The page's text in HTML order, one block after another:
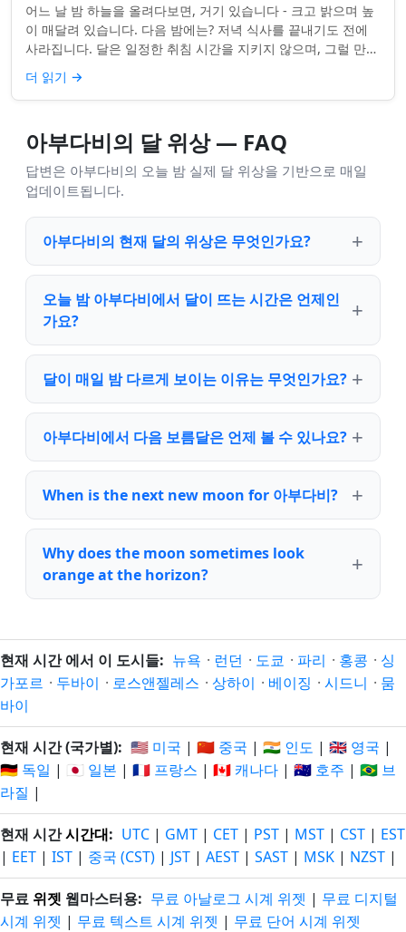
어느 날 밤 하늘을 올려다보면, 거기 있습니다 - 크고 밝으며 높
이 매달려 있습니다. 다음 밤에는? 저녁 식사를 끝내기도 전에
사라집니다. 달은 일정한 취침 시간을 지키지 않으며, 그럴 만한
좋은 이유가 있습니다. ...
더 읽기 →
아부다비의 달 위상 — FAQ
답변은 아부다비의 오늘 밤 실제 달 위상을 기반으로 매일
업데이트됩니다.
아부다비의 현재 달의 위상은 무엇인가요?
오늘 밤 아부다비에서 달이 뜨는 시간은 언제인
가요?
달이 매일 밤 다르게 보이는 이유는 무엇인가요?
아부다비에서 다음 보름달은 언제 볼 수 있나요?
When is the next new moon for 아부다비?
Why does the moon sometimes look
orange at the horizon?
현재 시간 에서 이 도시들: 뉴욕 · 런던 · 도쿄 · 파리 · 홍콩 · 싱
가포르 · 두바이 · 로스앤젤레스 · 상하이 · 베이징 · 시드니 · 뭄
바이
현재 시간 (국가별): 🇺🇸 미국 | 🇨🇳 중국 | 🇮🇳 인도 | 🇬🇧 영국 |
🇩🇪 독일 | 🇯🇵 일본 | 🇫🇷 프랑스 | 🇨🇦 캐나다 | 🇦🇺 호주 | 🇧🇷 브
라질 |
현재 시간시간대: UTC | GMT | CET | PST | MST | CST | EST
| EET | IST | 중국 (CST) | JST | AEST | SAST | MSK | NZST |
무료 위젯 웹마스터용: 무료 아날로그 시계 위젯 | 무료 디지털
시계 위젯 | 무료 텍스트 시계 위젯 | 무료 단어 시계 위젯